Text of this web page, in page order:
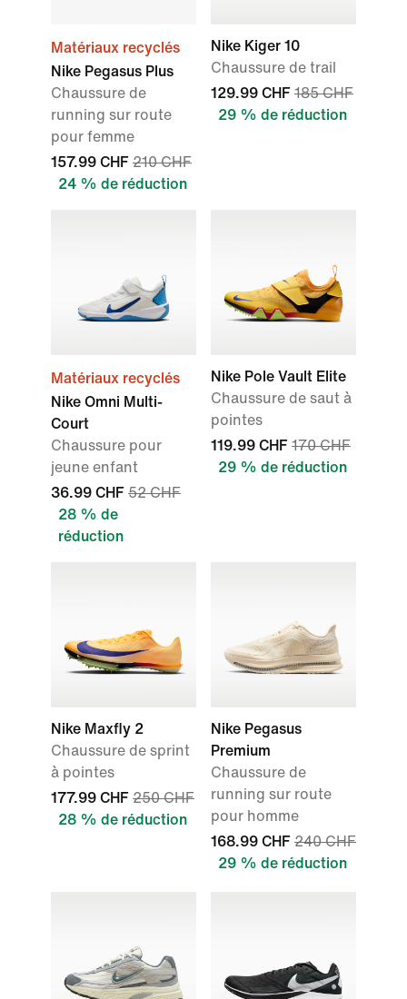
Matériaux recyclés
Nike Pegasus Plus
Chaussure de
running sur route
pour femme
157.99 CHF 210 CHF
24 % de réduction
Nike Kiger 10
Chaussure de trail
129.99 CHF 185 CHF
29 % de réduction
Matériaux recyclés
Nike Omni Multi-
Court
Chaussure pour
jeune enfant
36.99 CHF 52 CHF
28 % de
réduction
Nike Pole Vault Elite
Chaussure de saut à
pointes
119.99 CHF 170 CHF
29 % de réduction
Nike Maxfly 2
Chaussure de sprint
à pointes
177.99 CHF 250 CHF
28 % de réduction
Nike Pegasus
Premium
Chaussure de
running sur route
pour homme
168.99 CHF 240 CHF
29 % de réduction